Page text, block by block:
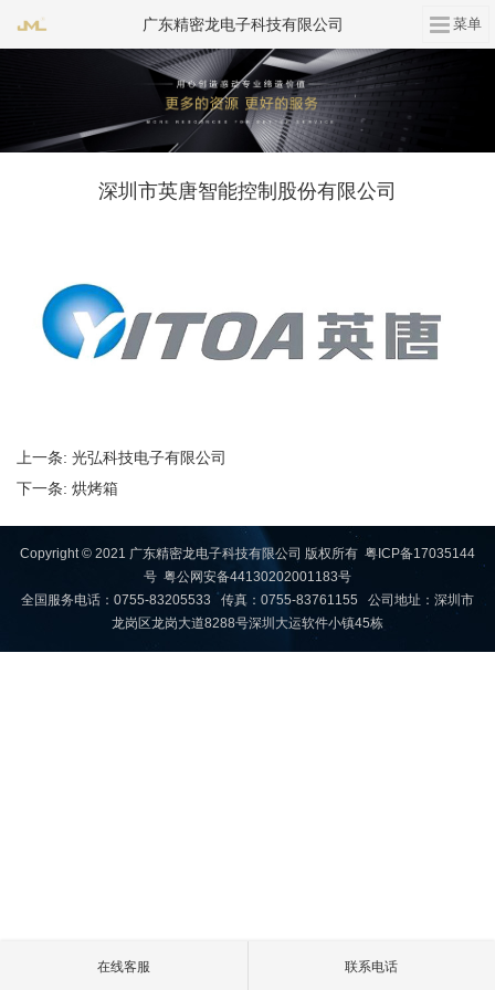
深圳市英唐智能控制股份有限公司
上一条: 光弘科技电子有限公司
下一条: 烘烤箱
Copyright © 2021 广东精密龙电子科技有限公司 版权所有 粤ICP备17035144
号 粤公网安备44130202001183号
全国服务电话：0755-83205533 传真：0755-83761155 公司地址：深圳市
龙岗区龙岗大道8288号深圳大运软件小镇45栋
广东精密龙电子科技有限公司
在线客服 联系电话